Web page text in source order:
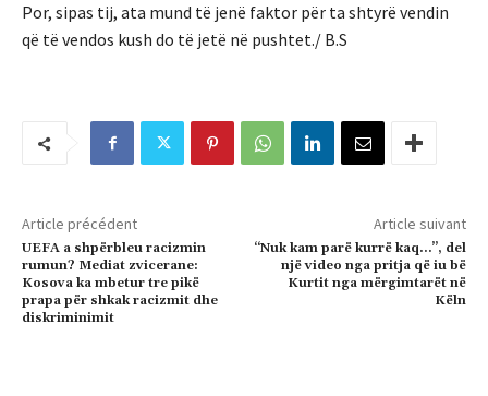
Por, sipas tij, ata mund të jenë faktor për ta shtyrë vendin
që të vendos kush do të jetë në pushtet./ B.S
Article précédent
UEFA a shpërbleu racizmin
rumun? Mediat zvicerane:
Kosova ka mbetur tre pikë
prapa për shkak racizmit dhe
diskriminimit
Article suivant
“Nuk kam parë kurrë kaq…”, del
një video nga pritja që iu bë
Kurtit nga mërgimtarët në
Këln